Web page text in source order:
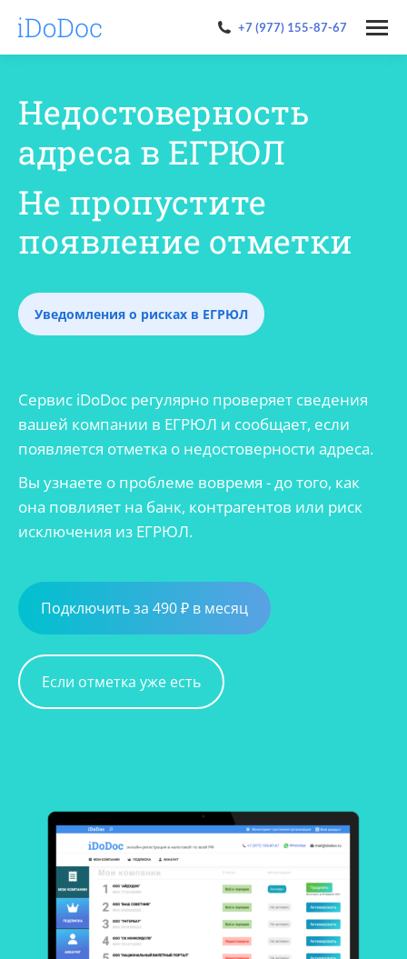
+7 (977) 155-87-67
Недостоверность
адреса в ЕГРЮЛ
Не пропустите
появление отметки
Уведомления о рисках в ЕГРЮЛ
Сервис iDoDoc регулярно проверяет сведения
вашей компании в ЕГРЮЛ и сообщает, если
появляется отметка о недостоверности адреса.
Вы узнаете о проблеме вовремя - до того, как
она повлияет на банк, контрагентов или риск
исключения из ЕГРЮЛ.
Подключить за 490 ₽ в месяц
Если отметка уже есть